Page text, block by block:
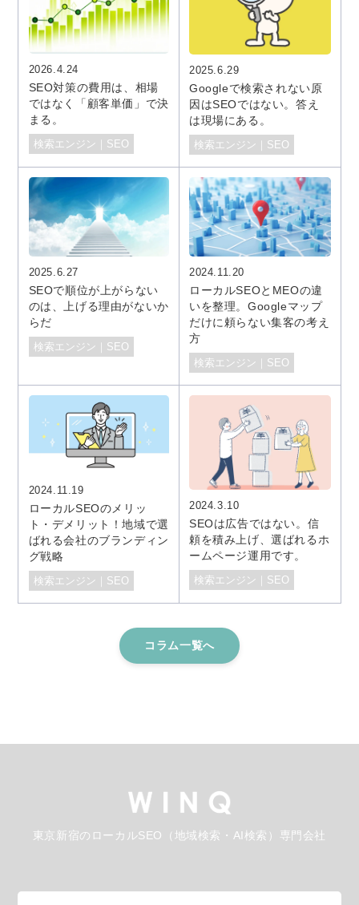
2026.4.24
SEO対策の費用は、相場
ではなく「顧客単価」で決
まる。
検索エンジン｜SEO
2025.6.29
Googleで検索されない原
因はSEOではない。答え
は現場にある。
検索エンジン｜SEO
2025.6.27
SEOで順位が上がらない
のは、上げる理由がないか
らだ
検索エンジン｜SEO
2024.11.20
ローカルSEOとMEOの違
いを整理。Googleマップ
だけに頼らない集客の考え
方
検索エンジン｜SEO
2024.11.19
ローカルSEOのメリッ
ト・デメリット！地域で選
ばれる会社のブランディン
グ戦略
検索エンジン｜SEO
2024.3.10
SEOは広告ではない。信
頼を積み上げ、選ばれるホ
ームページ運用です。
検索エンジン｜SEO
コラム一覧へ
東京新宿のローカルSEO（地域検索・AI検索）専門会社